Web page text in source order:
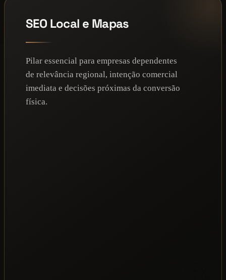
SEO Local e Mapas
Pilar essencial para empresas dependentes
de relevância regional, intenção comercial
imediata e decisões próximas da conversão
física.